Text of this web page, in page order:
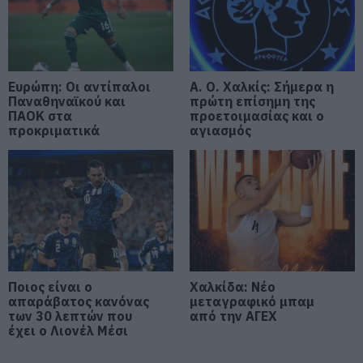
06.08.2026 | 20:00
Έσπασαν πιάτα στο κεφάλι του
Αταμάν – Βίντεο από τη Σύμη
06.08.2026 | 19:40
Φωτιά στη Σκύρο: Συνεχίζει να
καίει στο Νησί, συγκλονιστική
μαρτυρία – Νέες εικόνες και
βίντεο
06.08.2026 | 19:40
Ξεκινάει τεράστιο έργο αξίας
2.425.000€ στην Εύβοια – Δείτε
πού
06.08.2026 | 19:20
Ο μεγαλύτερος αυτοκινητόδρομος
Ευρώπη: Οι αντίπαλοι
Παναθηναϊκού και
ΠΑΟΚ στα
προκριματικά
Α. Ο. Χαλκίς: Σήμερα η
πρώτη επίσημη της
προετοιμασίας και ο
αγιασμός
Ποιος είναι ο
απαράβατος κανόνας
των 30 λεπτών που
έχει ο Λιονέλ Μέσι
Χαλκίδα: Νέο
μεταγραφικό μπαμ
από την ΑΓΕΧ